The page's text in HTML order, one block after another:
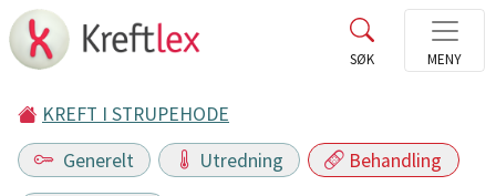
KREFT I STRUPEHODE
Generelt
Utredning Behandling